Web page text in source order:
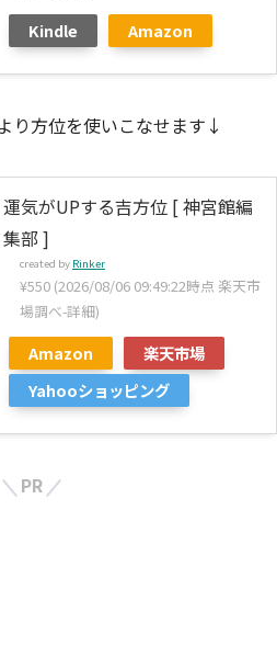
Kindle Amazon
り方位を使いこなせます↓
運気がUPする吉方位 [ 神宮館編
集部 ]
created by Rinker
¥550 (2026/08/06 09:49:22時点 楽天市
場調べ-詳細)
Amazon
楽天市場
Yahooショッピング
PR